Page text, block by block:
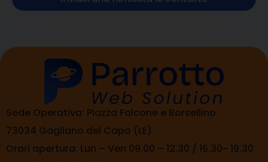
Sede Operativa: Piazza Falcone e Borsellino
73034 Gagliano del Capo (LE)
Orari apertura: Lun – Ven 09.00 – 12.30 / 16.30- 19.30